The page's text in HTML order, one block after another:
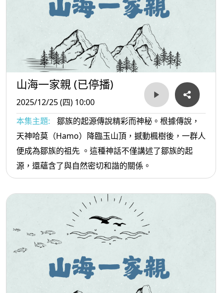
山海一家親 (已停播)
2025/12/25 (四) 10:00
本集主題:
鄒族的起源傳說精彩而神秘。根據傳說，
天神哈莫（Hamo）降臨玉山頂，撼動楓樹後，一群人
便成為鄒族的祖先 。這種神話不僅講述了鄒族的起
源，還蘊含了與自然密切和諧的關係。